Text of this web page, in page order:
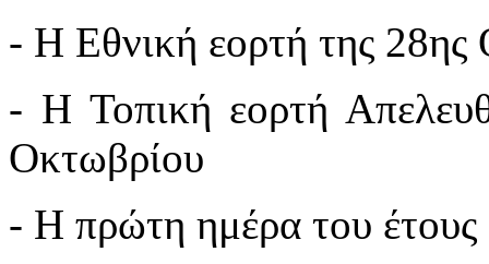
- Η Εθνική εορτή της 28ης
- Η Τοπική εορτή
Οκτωβρίου
- Η πρώτη ημέρα του έτους